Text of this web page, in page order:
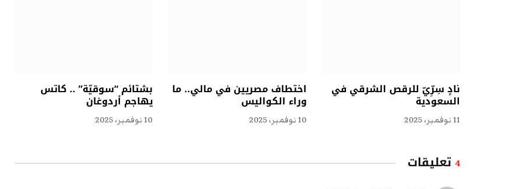
نادٍ سِرِّيّ للرقص الشرقي في
السعودية
11 نوفمبر، 2025
اختطاف مصريين في مالي.. ما
وراء الكواليس
10 نوفمبر، 2025
بشتائم “سوقيّة” .. كاتس
يهاجم أردوغان
10 نوفمبر، 2025
4تعليقات